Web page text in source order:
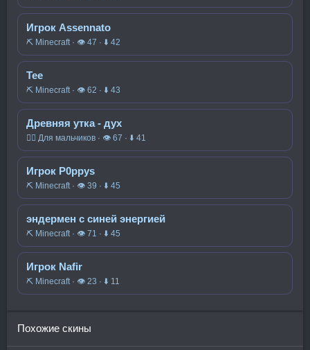
Игрок Assennato
⛏️ Minecraft · 👁 47 · ⬇ 42
Тее
⛏️ Minecraft · 👁 62 · ⬇ 43
Древняя утка - дух
🧍‍♂️ Для мальчиков · 👁 67 · ⬇ 41
Игрок P0ppys
⛏️ Minecraft · 👁 39 · ⬇ 45
эндермен с синей энергией
⛏️ Minecraft · 👁 71 · ⬇ 45
Игрок Nafir
⛏️ Minecraft · 👁 23 · ⬇ 11
Похожие скины